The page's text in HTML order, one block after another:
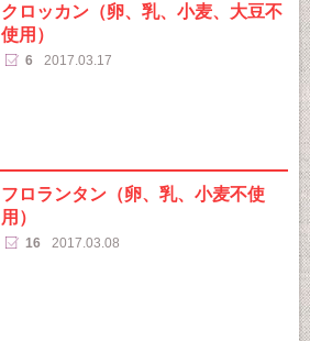
クロッカン（卵、乳、小麦、大豆不
使用）
6 2017.03.17
フロランタン（卵、乳、小麦不使
用）
16 2017.03.08